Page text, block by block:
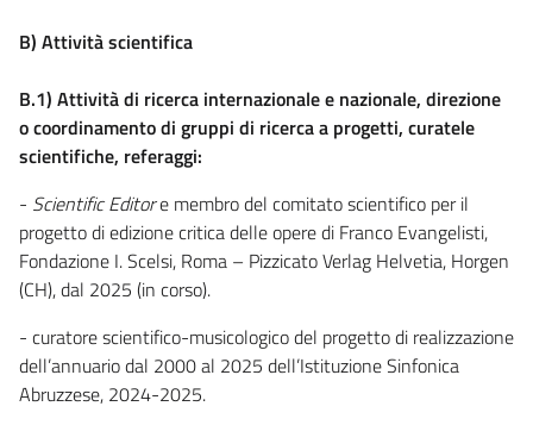
B) Attività scientifica
B.1) Attività di ricerca internazionale e nazionale, direzione
o coordinamento di gruppi di ricerca a progetti, curatele
scientifiche, referaggi:
- Scientific Editore membro del comitato scientifico per il
progetto di edizione critica delle opere di Franco Evangelisti,
Fondazione I. Scelsi, Roma – Pizzicato Verlag Helvetia, Horgen
(CH), dal 2025 (in corso).
- curatore scientifico-musicologico del progetto di realizzazione
dell’annuario dal 2000 al 2025 dell’Istituzione Sinfonica
Abruzzese, 2024-2025.